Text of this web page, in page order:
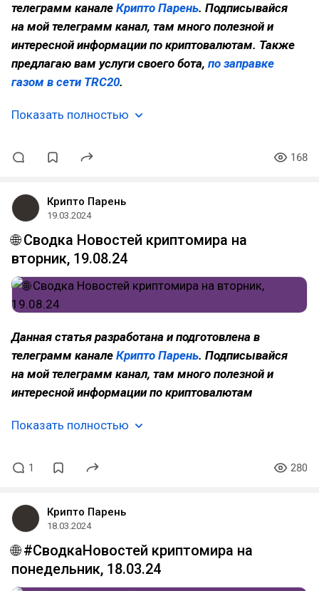
телеграмм канале Крипто Парень. Подписывайся
на мой телеграмм канал, там много полезной и
интересной информации по криптовалютам. Также
предлагаю вам услуги своего бота, по заправке
газом в сети TRC20.
Показать полностью
168
Крипто Парень
19.03.2024
🌐 Сводка Новостей криптомира на
вторник, 19.08.24
Данная статья разработана и подготовлена в
телеграмм канале Крипто Парень. Подписывайся
на мой телеграмм канал, там много полезной и
интересной информации по криптовалютам
Показать полностью
1 280
Крипто Парень
18.03.2024
🌐 #СводкаНовостей криптомира на
понедельник, 18.03.24